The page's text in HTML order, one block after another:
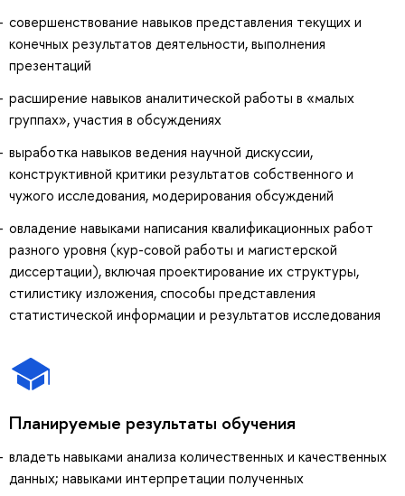
совершенствование навыков представления текущих и
конечных результатов деятельности, выполнения
презентаций
расширение навыков аналитической работы в «малых
группах», участия в обсуждениях
выработка навыков ведения научной дискуссии,
конструктивной критики результатов собственного и
чужого исследования, модерирования обсуждений
овладение навыками написания квалификационных работ
разного уровня (кур-совой работы и магистерской
диссертации), включая проектирование их структуры,
стилистику изложения, способы представления
статистической информации и результатов исследования
Планируемые результаты обучения
владеть навыками анализа количественных и качественных
данных; навыками интерпретации полученных